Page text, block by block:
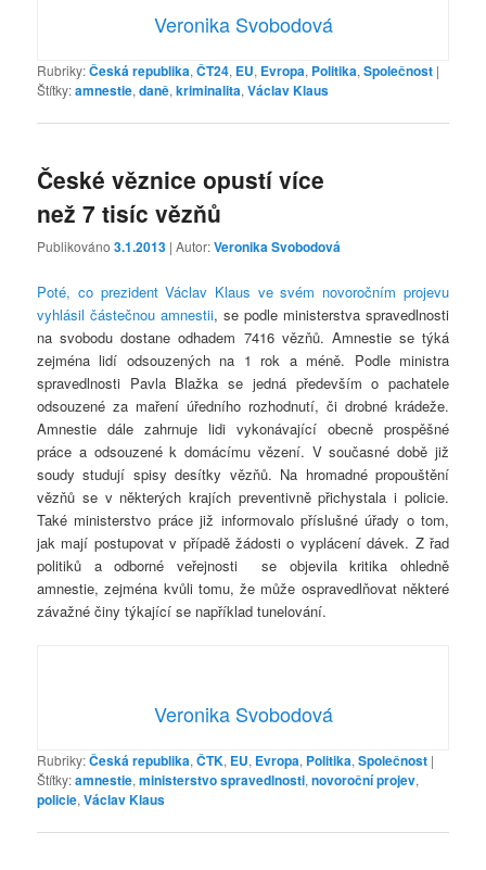
Veronika Svobodová
Rubriky:Česká republika,ČT24, EU, Evropa, Politika,Společnost |
Štítky:amnestie,daně,kriminalita,Václav Klaus
České věznice opustí více
než 7 tisíc vězňů
Publikováno3.1.2013 | Autor:Veronika Svobodová
Poté, co prezident Václav Klaus ve svém novoročním projevu
vyhlásil částečnou amnestii, se podle ministerstva spravedlnosti
na svobodu dostane odhadem 7416 vězňů. Amnestie se týká
zejména lidí odsouzených na 1 rok a méně. Podle ministra
spravedlnosti Pavla Blažka se jedná především o pachatele
odsouzené za maření úředního rozhodnutí, či drobné krádeže.
Amnestie dále zahrnuje lidi vykonávající obecně prospěšné
práce a odsouzené k domácímu vězení. V současné době již
soudy studují spisy desítky vězňů. Na hromadné propouštění
vězňů se v některých krajích preventivně přichystala i policie.
Také ministerstvo práce již informovalo příslušné úřady o tom,
jak mají postupovat v případě žádosti o vyplácení dávek. Z řad
politiků a odborné veřejnosti se objevila kritika ohledně
amnestie, zejména kvůli tomu, že může ospravedlňovat některé
závažné činy týkající se například tunelování.
Veronika Svobodová
Rubriky:Česká republika,ČTK, EU, Evropa, Politika,Společnost |
Štítky:amnestie,ministerstvo spravedlnosti,novoroční projev,
policie,Václav Klaus